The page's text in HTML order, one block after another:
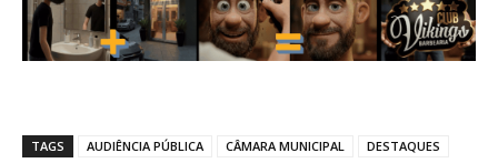
TAGS AUDIÊNCIA PÚBLICA CÂMARA MUNICIPAL
DESTAQUES